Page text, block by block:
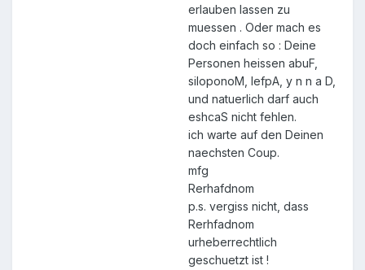
erlauben lassen zu
muessen . Oder mach es
doch einfach so : Deine
Personen heissen abuF,
siloponoM, lefpA, y n n a D,
und natuerlich darf auch
eshcaS nicht fehlen.
ich warte auf den Deinen
naechsten Coup.
mfg
Rerhafdnom
p.s. vergiss nicht, dass
Rerhfadnom
urheberrechtlich
geschuetzt ist !